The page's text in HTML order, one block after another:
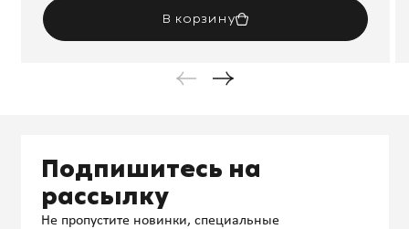
В корзину
Подпишитесь на
рассылку
Не пропустите новинки, специальные